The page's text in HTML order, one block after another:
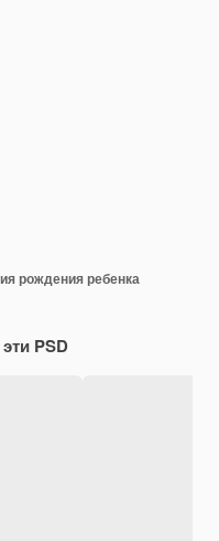
рождения ребенка
PSD